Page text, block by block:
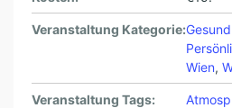
Veranstaltung Kategorie:
Wien,
Veranstaltung Tags: